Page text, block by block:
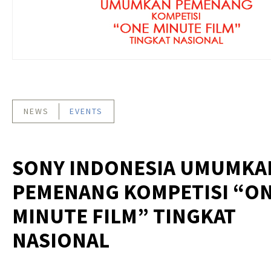
NEWS EVENTS
SONY INDONESIA
PEMENANG KOMPETISI
MINUTE FILM” TINGKAT
NASIONAL